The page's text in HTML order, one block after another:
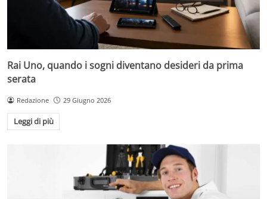
Rai Uno, quando i sogni diventano desideri da prima
serata
Redazione 29 Giugno 2026
Leggi di più